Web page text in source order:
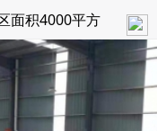
面积4000平方